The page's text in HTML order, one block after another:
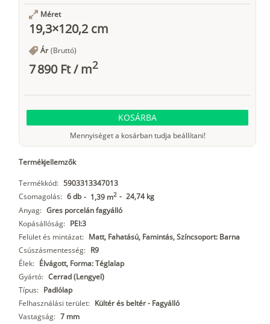
Méret
19,3×120,2 cm
Ár (Bruttó)
7 890 Ft/m2
KOSÁRBA
Mennyiséget a kosárban tudja beállítani!
Termékjellemzők
Termékkód: 5903313347013
Csomagolás: 6 db - 1,39 m2 - 24,74 kg
Anyag: Gres porcelán fagyálló
Kopásállóság: PEI:3
Felület és mintázat: Matt, Fahatású, Famintás, Színcsoport: Barna
Csúszásmentesség: R9
Élek: Élvágott, Forma: Téglalap
Gyártó: Cerrad (Lengyel)
Típus: Padlólap
Felhasználási terület: Kültér és beltér - Fagyálló
Vastagság: 7 mm